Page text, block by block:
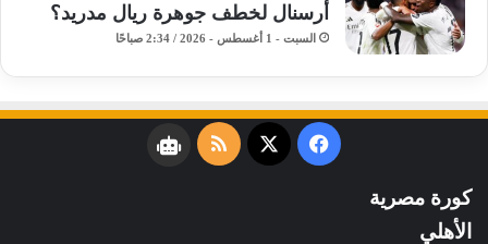
أرسنال لخطف جوهرة ريال مدريد؟
السبت - 1 أغسطس - 2026 / 2:34 صباحًا
فيسبوك
‫X
ملخصنبض
كورة مصرية
الأهلي